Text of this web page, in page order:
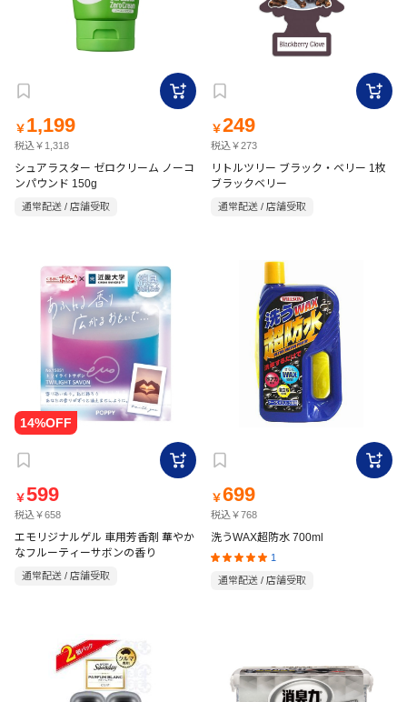
￥ 1,199
税込￥1,318
シュアラスター ゼロクリーム ノーコ
ンパウンド 150g
通常配送 / 店舗受取
￥249
税込￥273
リトルツリー ブラック・ベリー 1枚
ブラックベリー
通常配送 / 店舗受取
￥599
税込￥658
エモリジナルゲル 車用芳香剤 華やか
なフルーティーサボンの香り
通常配送 / 店舗受取
￥699
税込￥768
洗うWAX超防水 700ml
1
通常配送 / 店舗受取